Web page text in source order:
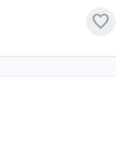
favorite